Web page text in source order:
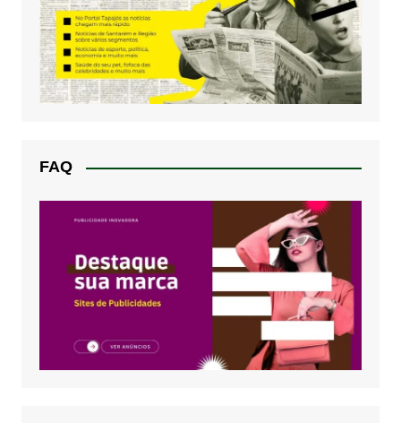
FAQ